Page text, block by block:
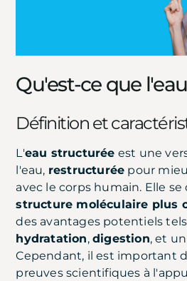
Qu'est-ce que
Définition et
L'eau structurée est une
l'eau, restructurée pour
avec le corps humain. Elle
structure moléculaire plus
des avantages potentiels
hydratation, digestion, et un
Cependant, il est important
preuves scientifiques à